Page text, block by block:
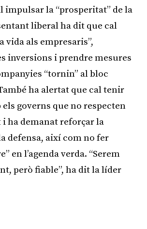
impulsar la “prosperitat” de la
liberal ha dit que cal
vida als empresaris”,
inversions i prendre mesures
“tornin” al bloc
ha alertat que cal tenir
governs que no respecten
i ha demanat reforçar la
defensa, així com no fer
en l’agenda verda. “Serem
però fiable”, ha dit la líder